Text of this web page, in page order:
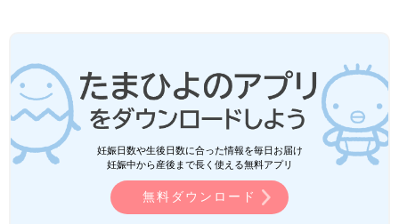
（取材・文／橋本真理子、たまひよONLINE編集部）
コストコマニア 舞さん
妊娠日数や生後日数に合った情報を毎日お届け
妊娠中から産後まで長く使える無料アプリ
無料ダウンロード